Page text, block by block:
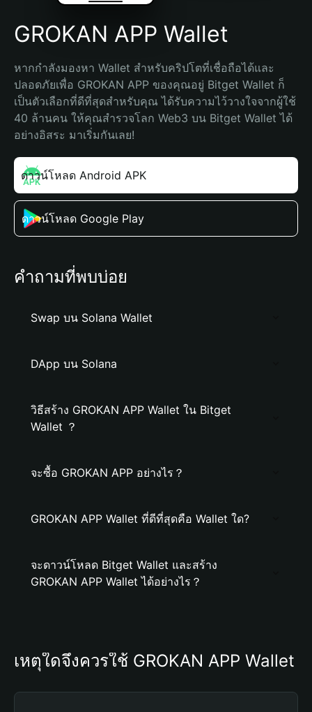
GROKAN APP Wallet
หากกำลังมองหา Wallet สำหรับคริปโตที่เชื่อถือได้และ
ปลอดภัยเพื่อ GROKAN APP ของคุณอยู่ Bitget Wallet ก็
เป็นตัวเลือกที่ดีที่สุดสำหรับคุณ ได้รับความไว้วางใจจากผู้ใช้
40 ล้านคน ให้คุณสำรวจโลก Web3 บน Bitget Wallet ได้
อย่างอิสระ มาเริ่มกันเลย!
ดาวน์โหลด Android APK
ดาวน์โหลด Google Play
คำถามที่พบบ่อย
Swap บน Solana Wallet
DApp บน Solana
วิธีสร้าง GROKAN APP Wallet ใน Bitget
Wallet ？
จะซื้อ GROKAN APP อย่างไร？
GROKAN APP Wallet ที่ดีที่สุดคือ Wallet ใด?
จะดาวน์โหลด Bitget Wallet และสร้าง
GROKAN APP Wallet ได้อย่างไร？
เหตุใดจึงควรใช้ GROKAN APP Wallet